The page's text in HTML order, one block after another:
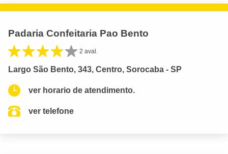
Padaria Confeitaria Pao Bento
2 aval.
Largo São Bento, 343, Centro, Sorocaba - SP
ver horario de atendimento.
ver telefone